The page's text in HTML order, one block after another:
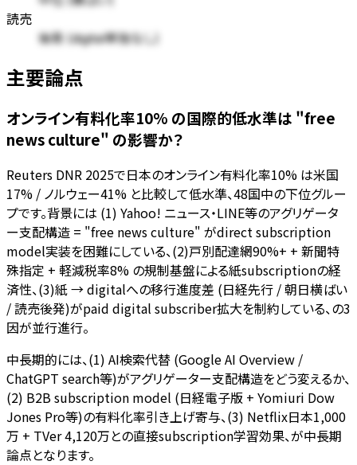
読売
後発 (digital単独なし)
主要論点
オンライン有料化率10% の国際的低水準は "free
news culture" の影響か？
Reuters DNR 2025で日本のオンライン有料化率10% は米国
17% / ノルウェー41% と比較して低水準、48国中の下位グルー
プです。背景には (1) Yahoo! ニュース・LINE等のアグリゲータ
ー支配構造 = "free news culture" がdirect subscription
model実装を困難にしている、(2)戸別配達網90%+ + 新聞特
殊指定 + 軽減税率8% の規制基盤による紙subscriptionの経
済性、(3)紙 → digitalへの移行進度差 (日経先行 / 朝日横ばい
/ 読売後発)がpaid digital subscriber拡大を制約している、の3
因が並行進行。
中長期的には、(1) AI検索代替 (Google AI Overview /
ChatGPT search等)がアグリゲーター支配構造をどう変えるか、
(2) B2B subscription model (日経電子版 + Yomiuri Dow
Jones Pro等)の有料化率引き上げ寄与、(3) Netflix日本1,000
万 + TVer 4,120万との直接subscription学習効果、が中長期
論点となります。